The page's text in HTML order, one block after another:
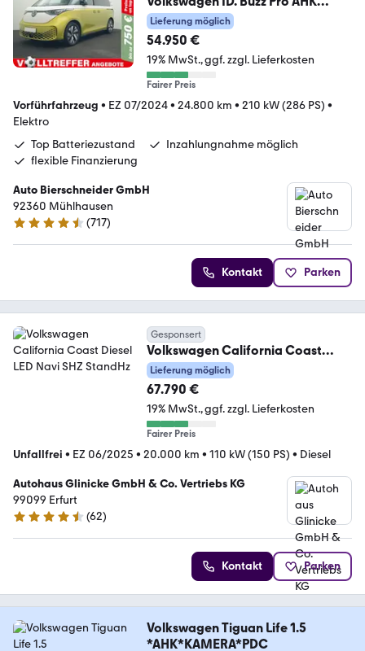
IQ.LIGHT KAMERA NAVI ACC
Lieferung möglich
54.950 €
19% MwSt. ggf. zzgl. Lieferkosten
Fairer Preis
Vorführfahrzeug • EZ 07/2024• 24.800 km • 210 kW (286 PS) •
Elektro
Top Batteriezustand
Inzahlungnahme möglich
flexible Finanzierung
Auto Bierschneider GmbH
92360 Mühlhausen
4.5 Sterne
(717)
Kontakt Parken
Gesponsert
Volkswagen California Coast
Diesel LED Navi SHZ StandHz
Lieferung möglich
67.790 €
19% MwSt. ggf. zzgl. Lieferkosten
Fairer Preis
Unfallfrei • EZ 06/2025 • 20.000 km • 110 kW (150 PS) • Diesel
Autohaus Glinicke GmbH & Co. Vertriebs KG
99099 Erfurt
4.5 Sterne
(62)
Kontakt Parken
Volkswagen Tiguan Life 1.5
*AHK*KAMERA*PDC